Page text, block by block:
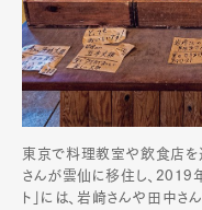
東京で料理教室や飲食店を
さんが雲仙に移住し、2019
ト」には、岩崎さんや田中さ